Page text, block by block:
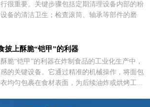
很重要。关键步骤包括定期清理设备内部的粉
备的清洁卫生；检查滚筒、轴承等部件的磨
披上酥脆“铠甲”的利器
脆“铠甲”的利器在炸制食品的工业化生产中，
的关键设备。它通过精准的机械操作，将面包
均匀包裹在食材表面，为后续油炸或烘烤工...